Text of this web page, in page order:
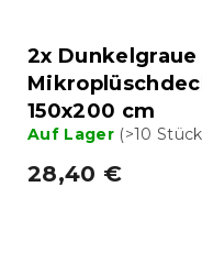
2x
150x200 cm
Auf Lager (>10
28,40 €